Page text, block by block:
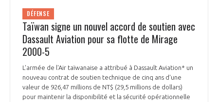
EMPLOI & FORMATION
ENVIRONNEMENT
INNOVATION
LES PUBLICATIONS
DOCUMENTS & BROCHURES
RAPPORTS D'ACTIVITÉS
DÉFENSE
Taïwan signe un nouvel accord de soutien avec
Dassault Aviation pour sa flotte de Mirage
2000-5
L'armée de l'Air taïwanaise a attribué à Dassault Aviation* un
nouveau contrat de soutien technique de cinq ans d'une
valeur de 926,47 millions de NT$ (29,5 millions de dollars)
pour maintenir la disponibilité et la sécurité opérationnelle